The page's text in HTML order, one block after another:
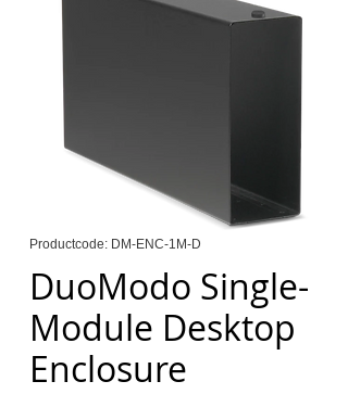
Productcode: DM-ENC-1M-D
DuoModo Single-
Module Desktop
Enclosure